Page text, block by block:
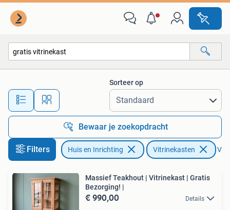
Alle afstanden…
Sorteer op
Bewaar je zoekopdracht
Filters Huis en Inrichting Vitrinekasten
Massief Teakhout | Vitrinekast | Gratis
Bezorging! |
€ 990,00 Details